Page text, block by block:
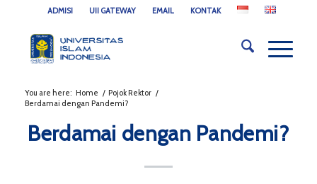
ADMISI UII GATEWAY EMAIL KONTAK
You are here: Home / Pojok Rektor /
Berdamai dengan Pandemi?
Berdamai dengan Pandemi?